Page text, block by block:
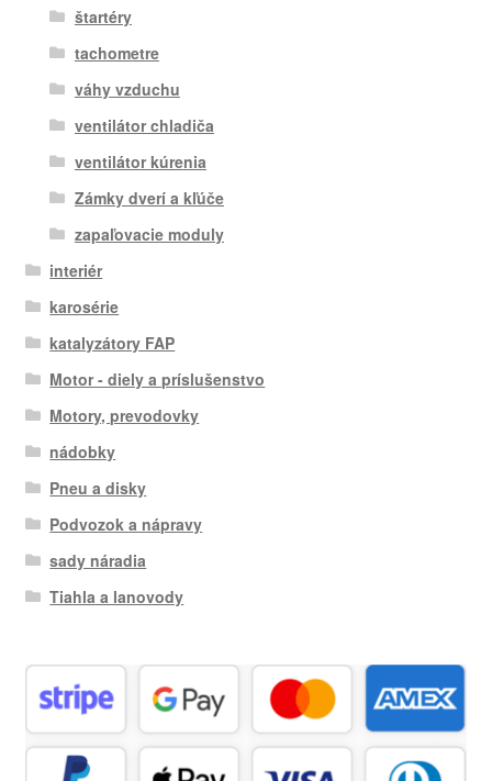
štartéry
tachometre
váhy vzduchu
ventilátor chladiča
ventilátor kúrenia
Zámky dverí a kľúče
zapaľovacie moduly
interiér
karosérie
katalyzátory FAP
Motor - diely a príslušenstvo
Motory, prevodovky
nádobky
Pneu a disky
Podvozok a nápravy
sady náradia
Tiahla a lanovody